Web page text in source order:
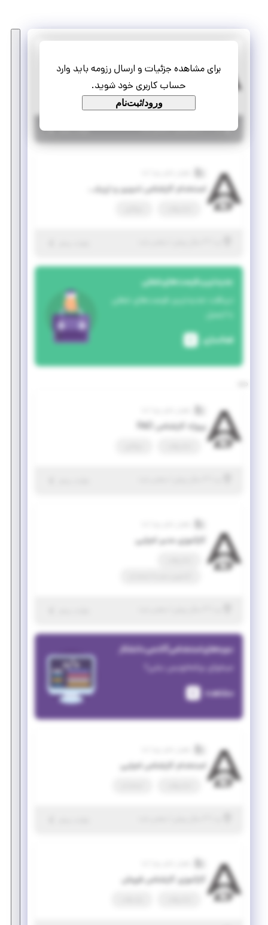
برای مشاهده جزئیات و ارسال رزومه باید وارد
حساب کاربری خود شوید.
ورود/ثبت‌نام
استخدام کارشناس اداری
تمام وقت استخدام
یزد |۲ سال پیش | منقضی شده جزئیات بیشتر
جدیدترین فرصت‌های شغلی
دریافت جدیدترین فرصت‌های شغلی
با ایمیل
فعالسازی
پروژه کارشناس R&D
کارآموزی مدیر اجرایی
دوره‌های استخدامی آکادمی دانشکار
میخوای برنامه‌نویس بشی؟
مشاهده
استخدام کارشناس اجرایی
کارآموزی کارشناس فروش